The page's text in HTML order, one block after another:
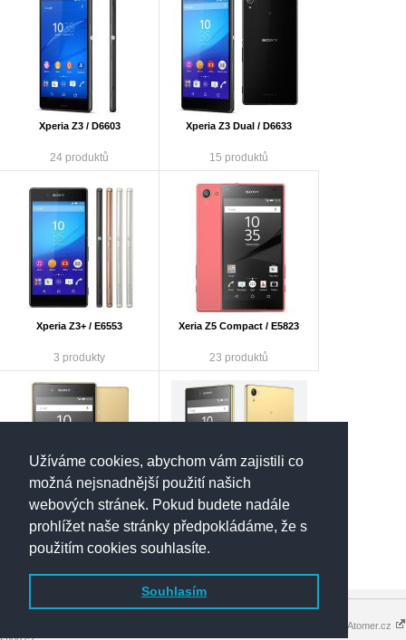
Užíváme cookies, abychom vám zajistili co
možná nejsnadnější použití našich
webových stránek. Pokud budete nadále
prohlížet naše stránky předpokládáme, že s
použitím cookies souhlasíte.
Souhlasím
Xperia Z3 / D6603
24 produktů
Xperia Z3 Dual / D6633
15 produktů
Xperia Z3+ / E6553
3 produkty
Xeria Z5 Compact / E5823
23 produktů
Xperia Z5, Z5 Dual / E6653,
Xperia Z5 Premium, Z5
Premium Dual / E6853, E6833
Tvorba eshopů - Atomer.cz